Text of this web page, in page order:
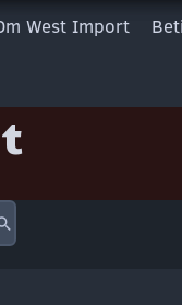
West Import